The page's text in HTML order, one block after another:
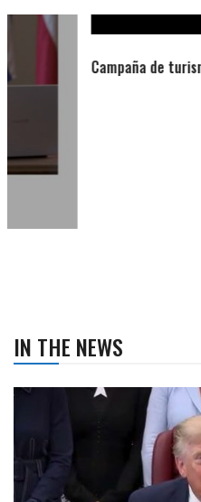
Campaña de turismo otoño-
IN THE NEWS